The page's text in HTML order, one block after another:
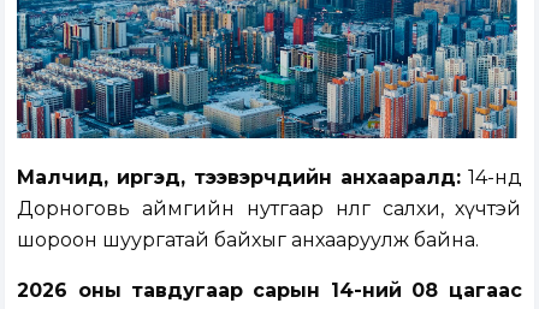
Малчид, иргэд, тээвэрчдийн анхааралд:14-нд
Дорноговь аймгийн нутгаар нөөлөг салхи, хүчтэй
шороон шуургатай байхыг анхааруулж байна.
2026 оны тавдугаар сарын 14-ний 08 цагаас